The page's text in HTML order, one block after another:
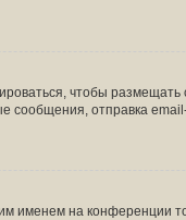
чтобы
отправка
именем на конференции